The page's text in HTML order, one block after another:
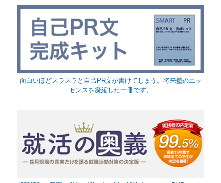
面白いほどスラスラと自己PR文が書けてしまう。将来塾のエッ
センスを凝縮した一冊です。